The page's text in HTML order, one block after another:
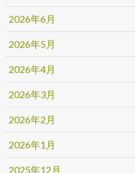
2026年6月
2026年5月
2026年4月
2026年3月
2026年2月
2026年1月
2025年12月